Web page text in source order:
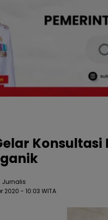
Konsultasi
Jurnalis
2020 - 10:03 WITA